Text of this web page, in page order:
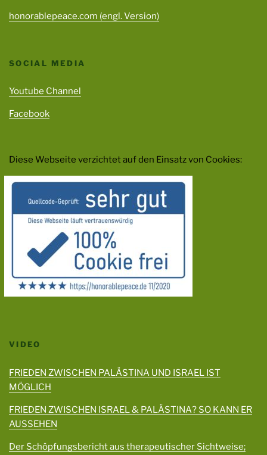
honorablepeace.com (engl. Version)
SOCIAL MEDIA
Youtube Channel
Facebook
Diese Webseite verzichtet auf den Einsatz von Cookies:
VIDEO
FRIEDEN ZWISCHEN PALÄSTINA UND ISRAEL IST
MÖGLICH
FRIEDEN ZWISCHEN ISRAEL & PALÄSTINA? SO KANN ER
AUSSEHEN
Der Schöpfungsbericht aus therapeutischer Sichtweise;